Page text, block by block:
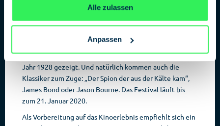
Alle zulassen
Anpassen
Lebensgeschichte von Marthe Cohn. Diese agentin
französischen Geheimdienst. Gleichzeitig ist dieser Film
aus dem Jahr 2019 der jüngste des Festivals.
Als älteste Produktion wird Fritz Langs „Spione“ aus dem
Jahr 1928 gezeigt. Und natürlich kommen auch die
Klassiker zum Zuge: „Der Spion der aus der Kälte kam“,
James Bond oder Jason Bourne. Das Festival läuft bis
zum 21. Januar 2020.
Als Vorbereitung auf das Kinoerlebnis empfiehlt sich ein